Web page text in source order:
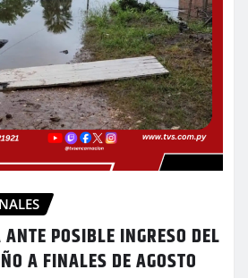
POSIBLE INGRESO DEL
A FINALES DE AGOSTO